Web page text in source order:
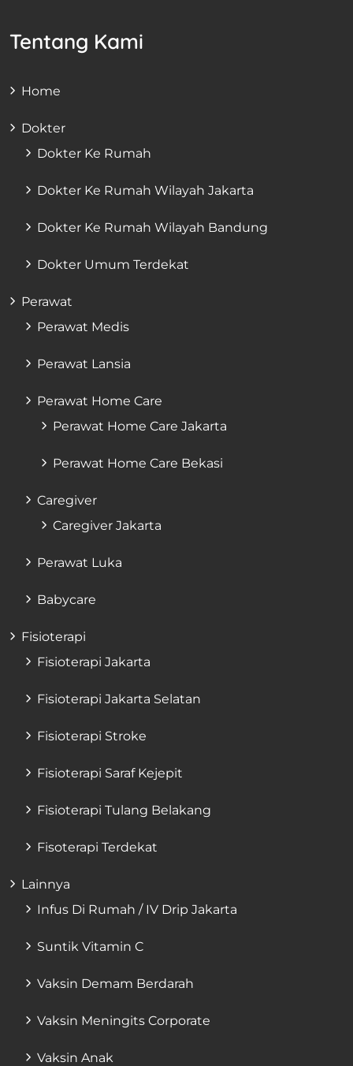
Tentang Kami
Home
Dokter
Dokter Ke Rumah
Dokter Ke Rumah Wilayah Jakarta
Dokter Ke Rumah Wilayah Bandung
Dokter Umum Terdekat
Perawat
Perawat Medis
Perawat Lansia
Perawat Home Care
Perawat Home Care Jakarta
Perawat Home Care Bekasi
Caregiver
Caregiver Jakarta
Perawat Luka
Babycare
Fisioterapi
Fisioterapi Jakarta
Fisioterapi Jakarta Selatan
Fisioterapi Stroke
Fisioterapi Saraf Kejepit
Fisioterapi Tulang Belakang
Fisoterapi Terdekat
Lainnya
Infus Di Rumah / IV Drip Jakarta
Suntik Vitamin C
Vaksin Demam Berdarah
Vaksin Meningits Corporate
Vaksin Anak